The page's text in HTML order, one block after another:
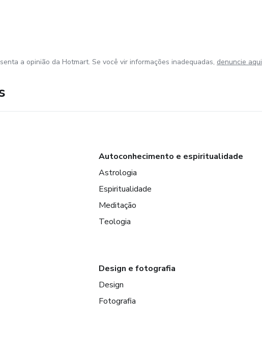
a opinião da Hotmart. Se você vir informações inadequadas, denuncie aqui
Autoconhecimento e espiritualidade
Astrologia
Espiritualidade
Meditação
Teologia
Design e fotografia
Design
Fotografia